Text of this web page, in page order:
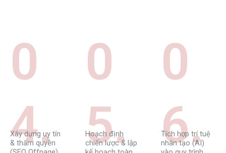
0
4.
Xây dựng uy tín
& thẩm quyền
0
5.
Hoạch định
chiến lược & lập
0
6.
Tích hợp trí tuệ
nhân tạo (AI)